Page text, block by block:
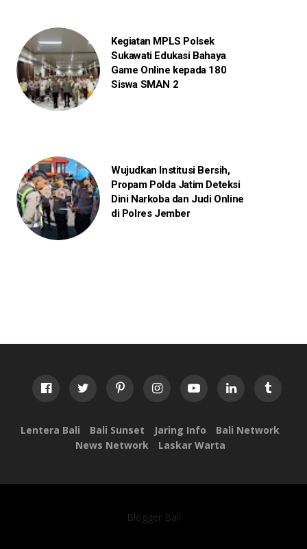
Kegiatan MPLS Polsek
Sukawati Edukasi Bahaya
Game Online kepada 180
Siswa SMAN 2
Wujudkan Institusi Bersih,
Propam Polda Jatim Deteksi
Dini Narkoba dan Judi Online
di Polres Jember
Lentera Bali Bali Sunset Jaring Info
Bali Network
News Network
Laskar Warta
Blogger Bali